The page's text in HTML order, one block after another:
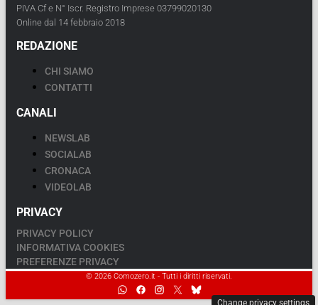
PIVA Cf e N° Iscr. Registro Imprese 03799020130
Online dal 14 febbraio 2018
REDAZIONE
CHI SIAMO
CONTATTI
CANALI
NEWSLAB
SOCIALAB
CRONACA
VIDEOLAB
PRIVACY
PRIVACY POLICY
INFORMATIVA COOKIES
PREFERENZE PRIVACY
© 2026 Comozero.it - Tutti i diritti riservati.
Change privacy settings